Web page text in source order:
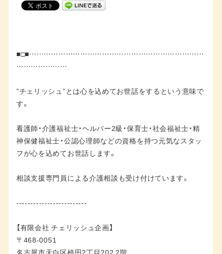
■□■………………………………………………………………
…………………
”チェリッシュ”とは心を込めてお世話をするという意味で
す。
看護師・介護福祉士・ヘルパー2級・保育士・社会福祉士・精
神保健福祉士・公認心理師などの資格を持つ元気なスタッ
フが心を込めてお世話します。
相談支援専門員による介護相談も受け付けています。
-------------------------
【有限会社 チェリッシュ企画】
〒468-0051
名古屋市天白区植田2丁目202 2階